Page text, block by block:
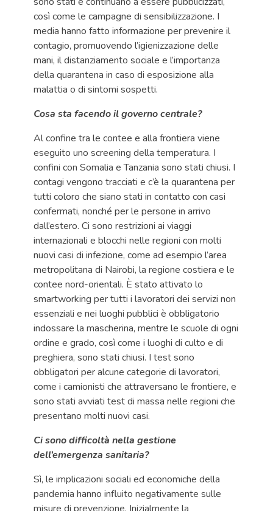
così come le campagne di sensibilizzazione. I
media hanno fatto informazione per prevenire il
contagio, promuovendo l’igienizzazione delle
mani, il distanziamento sociale e l’importanza
della quarantena in caso di esposizione alla
malattia o di sintomi sospetti.
Cosa sta facendo il governo centrale?
Al confine tra le contee e alla frontiera viene
eseguito uno screening della temperatura. I
confini con Somalia e Tanzania sono stati chiusi. I
contagi vengono tracciati e c’è la quarantena per
tutti coloro che siano stati in contatto con casi
confermati, nonché per le persone in arrivo
dall’estero. Ci sono restrizioni ai viaggi
internazionali e blocchi nelle regioni con molti
nuovi casi di infezione, come ad esempio l’area
metropolitana di Nairobi, la regione costiera e le
contee nord-orientali. È stato attivato lo
smartworking per tutti i lavoratori dei servizi non
essenziali e nei luoghi pubblici è obbligatorio
indossare la mascherina, mentre le scuole di ogni
ordine e grado, così come i luoghi di culto e di
preghiera, sono stati chiusi. I test sono
obbligatori per alcune categorie di lavoratori,
come i camionisti che attraversano le frontiere, e
sono stati avviati test di massa nelle regioni che
presentano molti nuovi casi.
Ci sono difficoltà nella gestione
dell’emergenza sanitaria?
Sì, le implicazioni sociali ed economiche della
pandemia hanno influito negativamente sulle